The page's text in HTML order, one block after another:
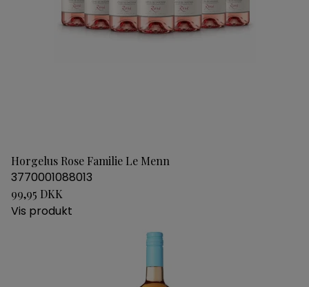
Horgelus Rose Familie Le Menn
3770001088013
99,95 DKK
Vis produkt